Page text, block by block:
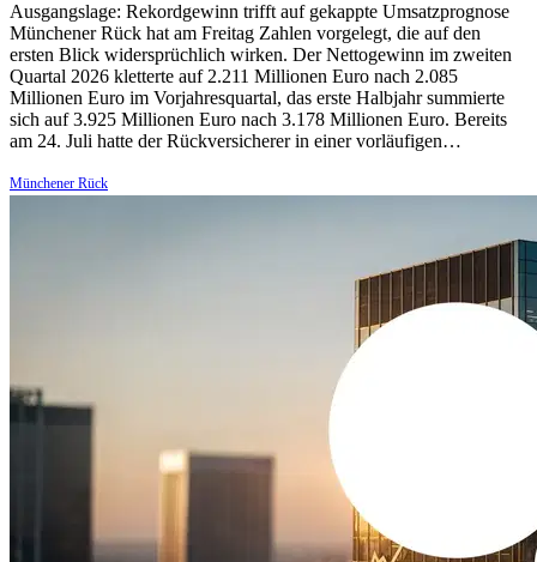
Ausgangslage: Rekordgewinn trifft auf gekappte Umsatzprognose
Münchener Rück hat am Freitag Zahlen vorgelegt, die auf den
ersten Blick widersprüchlich wirken. Der Nettogewinn im zweiten
Quartal 2026 kletterte auf 2.211 Millionen Euro nach 2.085
Millionen Euro im Vorjahresquartal, das erste Halbjahr summierte
sich auf 3.925 Millionen Euro nach 3.178 Millionen Euro. Bereits
am 24. Juli hatte der Rückversicherer in einer vorläufigen…
Münchener Rück